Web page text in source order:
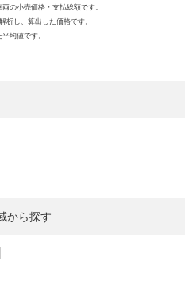
の小売価格・支払総額です。
し、算出した価格です。
均値です。
から探す